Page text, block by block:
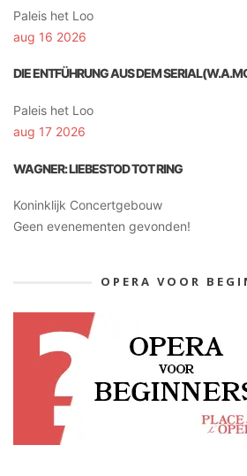
Paleis het Loo
aug 16 2026
DIE ENTFÜHRUNG AUS DEM
Paleis het Loo
aug 17 2026
WAGNER: LIEBESTOD TOT RING
Koninklijk Concertgebouw
Geen evenementen gevonden!
OPERA VOOR